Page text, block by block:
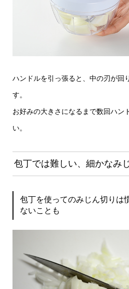
ハンドルを引っ張ると、中の刃が回
す。
お好みの大きさになるまで数回ハン
い。
包丁では難しい、細かなみ
包丁を使ってのみじん切りは
ないことも